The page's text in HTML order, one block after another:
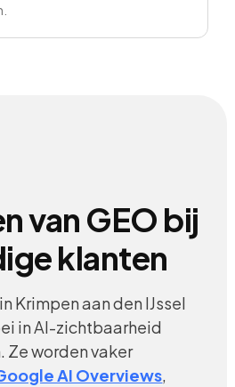
van GEO bij
klanten
Krimpen aan den IJssel
in AI-zichtbaarheid
Ze worden vaker
AI Overviews,